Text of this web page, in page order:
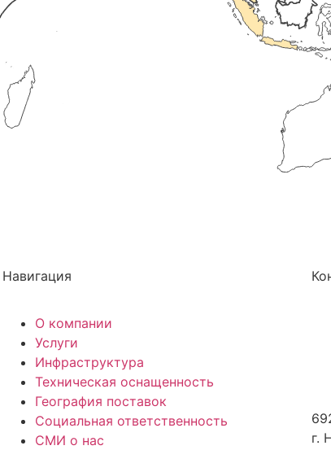
Навигация
О компании
Услуги
Инфраструктура
Техническая оснащенность
География поставок
Социальная ответственность
СМИ о нас
г.